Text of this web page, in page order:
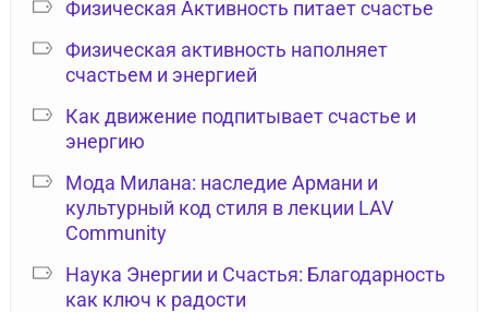
Физическая Активность питает счастье
Физическая активность наполняет
счастьем и энергией
Как движение подпитывает счастье и
энергию
Мода Милана: наследие Армани и
культурный код стиля в лекции LAV
Community
Наука Энергии и Счастья: Благодарность
как ключ к радости